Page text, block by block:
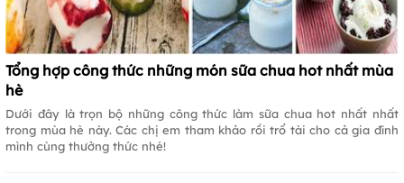
Tổng hợp công thức những món sữa chua hot nhất mùa
hè
Dưới đây là trọn bộ những công thức làm sữa chua hot nhất nhất
trong mùa hè này. Các chị em tham khảo rồi trổ tài cho cả gia đình
mình cùng thưởng thức nhé!